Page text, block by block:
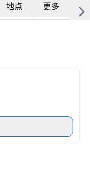
地点 更多 常